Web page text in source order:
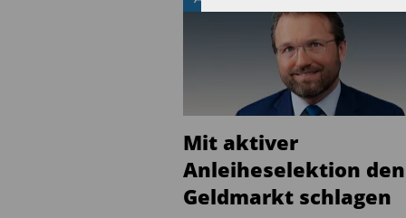
Fondsmodell zugrunde
über 13 Prozent bei
machte dies eine Phase
Umfeld, in dem der
Der Fonds investiert
Investment-Grade-Rating
durch nicht kongruente
Mit aktiver
Anleiheselektion den
Geldmarkt schlagen